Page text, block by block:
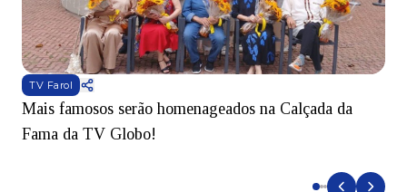
TV Farol
Mais famosos serão homenageados na Calçada da
Fama da TV Globo!